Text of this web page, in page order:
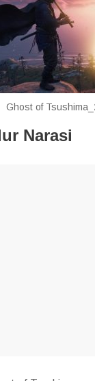
Ghost of
Narasi